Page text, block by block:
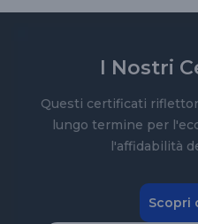
I Nostri
Questi certificati
lungo termine per
l'affidabilità
Scopri